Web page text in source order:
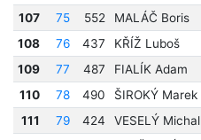
107
75 552 MALÁČ Boris
108
76 437 KŘÍŽ Luboš
109
77 487 FIALÍK Adam
110
78 490 ŠIROKÝ Marek
111
79 424 VESELÝ Michal